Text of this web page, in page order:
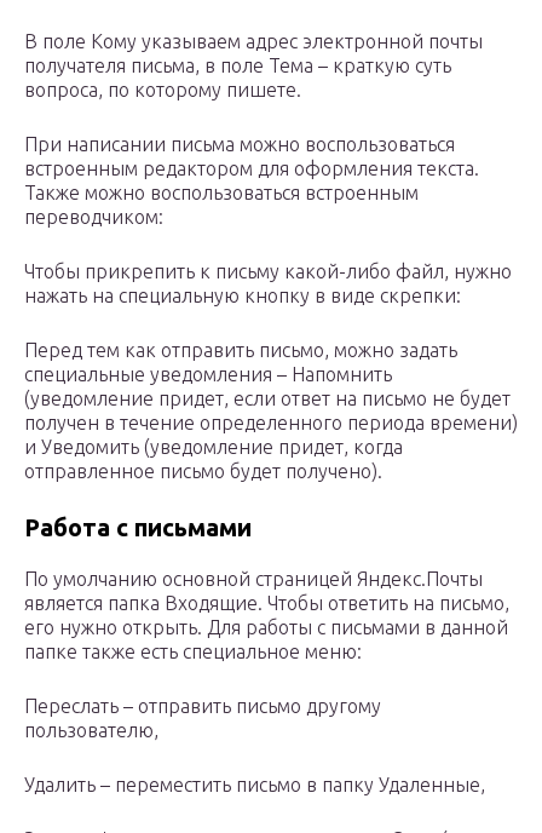
В поле Кому указываем адрес электронной почты
получателя письма, в поле Тема – краткую суть
вопроса, по которому пишете.
При написании письма можно воспользоваться
встроенным редактором для оформления текста.
Также можно воспользоваться встроенным
переводчиком:
Чтобы прикрепить к письму какой-либо файл, нужно
нажать на специальную кнопку в виде скрепки:
Перед тем как отправить письмо, можно задать
специальные уведомления – Напомнить
(уведомление придет, если ответ на письмо не будет
получен в течение определенного периода времени)
и Уведомить (уведомление придет, когда
отправленное письмо будет получено).
Работа с письмами
По умолчанию основной страницей Яндекс.Почты
является папка Входящие. Чтобы ответить на письмо,
его нужно открыть. Для работы с письмами в данной
папке также есть специальное меню:
Переслать – отправить письмо другому
пользователю,
Удалить – переместить письмо в папку Удаленные,